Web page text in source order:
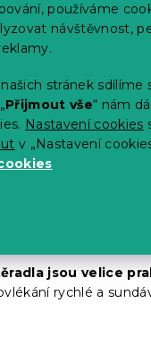
používáme
návštěvnost,
stránek
Přijmout vše“ nám
Nastavení cookies
v „Nastavení
ložnici. Barva
prostěradla a
jsou velice
rychlé a